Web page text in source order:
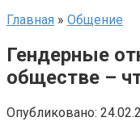
Главная » Общение
Гендерные
обществе –
Опубликовано: